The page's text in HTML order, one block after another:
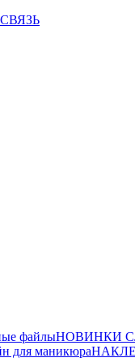
файлыНОВИНКИ
для маникюра